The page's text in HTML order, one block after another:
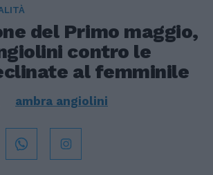
del Primo maggio,
contro le
al femminile
ambra angiolini